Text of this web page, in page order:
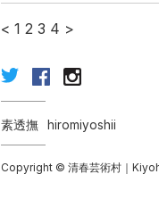
< 1 2 3 4 >
素透撫 hiromiyoshii
Copyright © 清春芸術村｜